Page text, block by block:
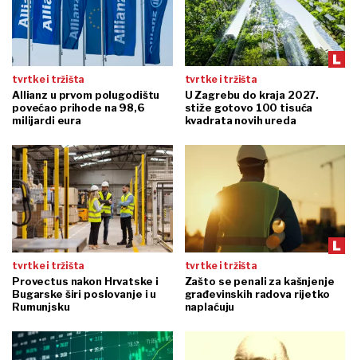
tvrtke i tržišta
Allianz u prvom polugodištu
povećao prihode na 98,6
milijardi eura
tvrtke i tržišta
U Zagrebu do kraja 2027.
stiže gotovo 100 tisuća
kvadrata novih ureda
tvrtke i tržišta
Provectus nakon Hrvatske i
Bugarske širi poslovanje i u
Rumunjsku
tvrtke i tržišta
Zašto se penali za kašnjenje
građevinskih radova rijetko
naplaćuju